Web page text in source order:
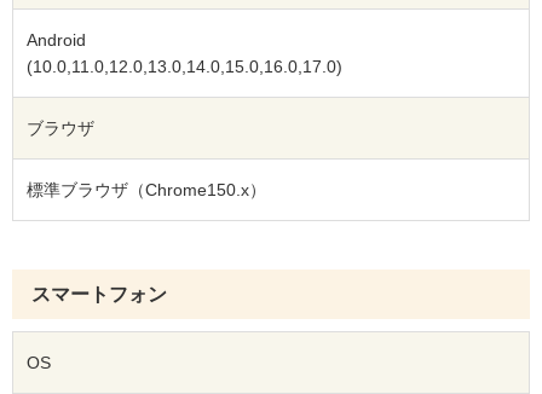
Android
(10.0,11.0,12.0,13.0,14.0,15.0,16.0,17.0)
ブラウザ
標準ブラウザ（Chrome150.x）
スマートフォン
OS